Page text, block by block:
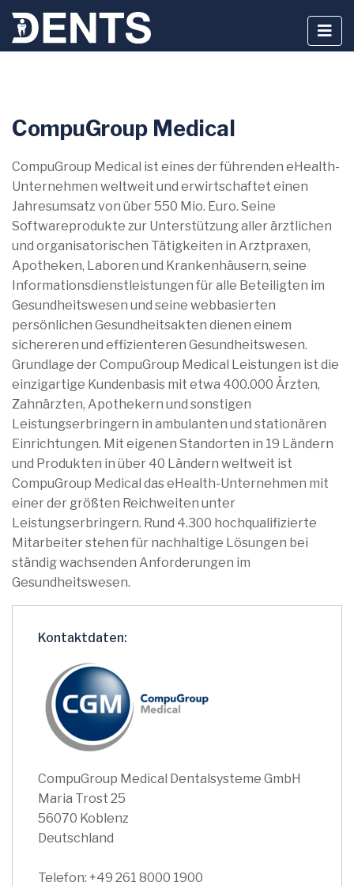
Inhalt
CompuGroup Medical
CompuGroup Medical ist eines der führenden eHealth-
Unternehmen weltweit und erwirtschaftet einen
Jahresumsatz von über 550 Mio. Euro. Seine
Softwareprodukte zur Unterstützung aller ärztlichen
und organisatorischen Tätigkeiten in Arztpraxen,
Apotheken, Laboren und Krankenhäusern, seine
Informationsdienstleistungen für alle Beteiligten im
Gesundheitswesen und seine webbasierten
persönlichen Gesundheitsakten dienen einem
sichereren und effizienteren Gesundheitswesen.
Grundlage der CompuGroup Medical Leistungen ist die
einzigartige Kundenbasis mit etwa 400.000 Ärzten,
Zahnärzten, Apothekern und sonstigen
Leistungserbringern in ambulanten und stationären
Einrichtungen. Mit eigenen Standorten in 19 Ländern
und Produkten in über 40 Ländern weltweit ist
CompuGroup Medical das eHealth-Unternehmen mit
einer der größten Reichweiten unter
Leistungserbringern. Rund 4.300 hochqualifizierte
Mitarbeiter stehen für nachhaltige Lösungen bei
ständig wachsenden Anforderungen im
Gesundheitswesen.
Kontaktdaten:
CompuGroup Medical Dentalsysteme GmbH
Maria Trost 25
56070 Koblenz
Deutschland
Telefon: +49 261 8000 1900